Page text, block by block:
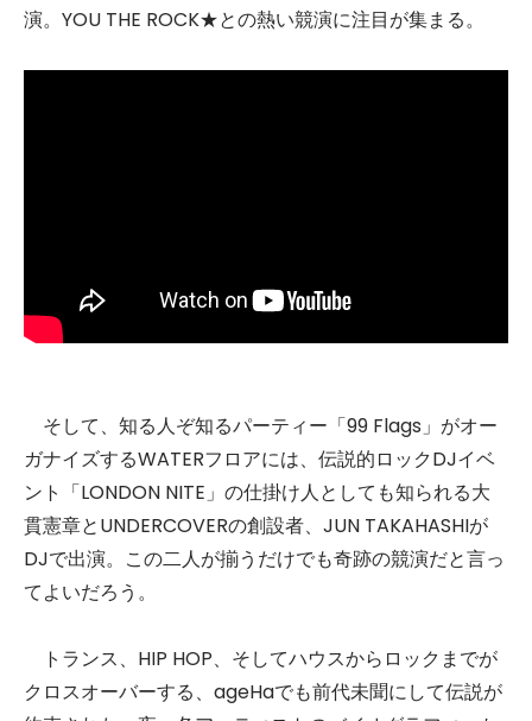
演。YOU THE ROCK★との熱い競演に注⽬が集まる。
そして、知る⼈ぞ知るパーティー「99 Flags」がオー
ガナイズするWATERフロアには、伝説的ロックDJイベ
ント「LONDON NITE」の仕掛け⼈としても知られる⼤
貫憲章とUNDERCOVERの創設者、JUN TAKAHASHIが
DJで出演。この⼆⼈が揃うだけでも奇跡の競演だと⾔っ
てよいだろう。
トランス、HIP HOP、そしてハウスからロックまでが
クロスオーバーする、ageHaでも前代未聞にして伝説が